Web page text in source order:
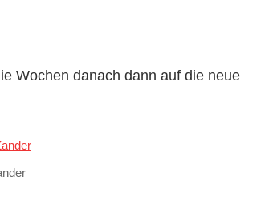
Wochen danach dann auf die neue